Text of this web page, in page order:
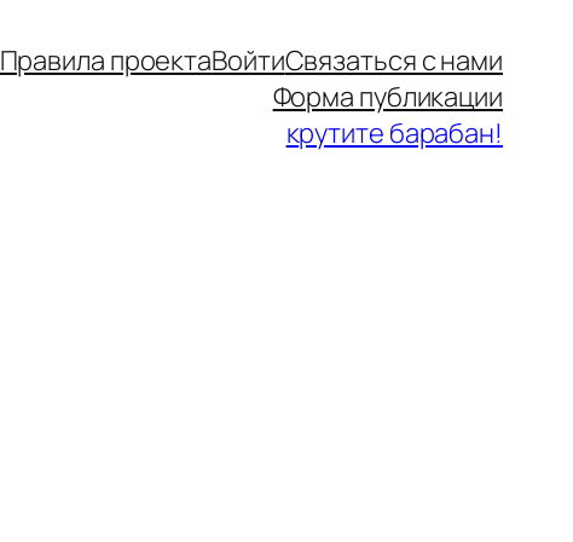
Правила проектаВойтиСвязаться с нами
Форма публикации
крутите барабан!